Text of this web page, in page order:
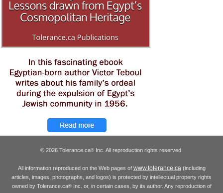
© 2026 Tolerance.ca® Inc. All reproduction rights reserved.
All information reproduced on the Web pages of www.tolerance.ca(including
articles, images, photographs, and logos) is protected by intellectual property rights
owned by Tolerance.ca®Inc. or, in certain cases, by its author. Any reproduction of